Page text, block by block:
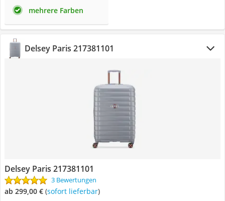
mehrere Farben
Delsey Paris 217381101
Delsey Paris 217381101
3 Bewertungen
ab 299,00 € ( Sofort lieferbar)